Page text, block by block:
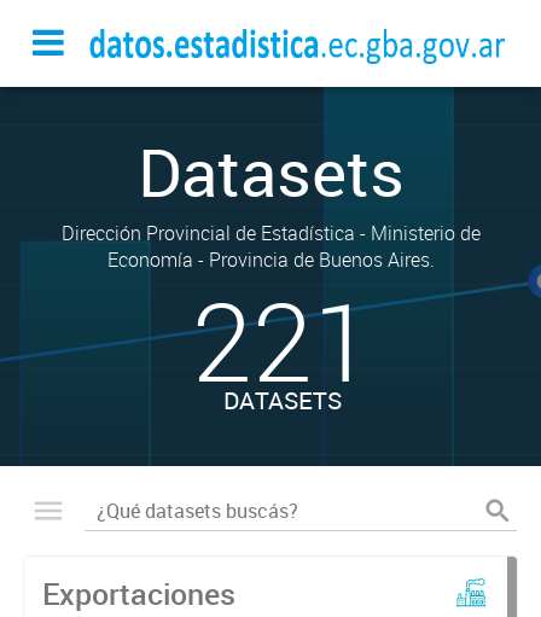
Datasets
Dirección Provincial de Estadística - Ministerio de
Economía - Provincia de Buenos Aires.
221
DATASETS
Exportaciones